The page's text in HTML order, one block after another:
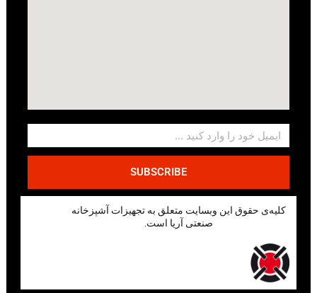
SUBSCRIBE
کلیه‌ی حقوق این وبسایت متعلق به تجهیزات آشپزخانه
صنعتی آریا است.